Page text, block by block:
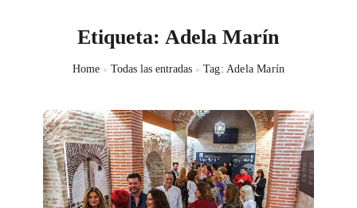
Etiqueta: Adela Marín
Home Todas las entradas Tag: Adela Marín